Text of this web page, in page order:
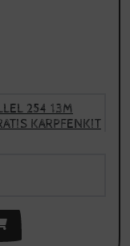
254 13M
KARPFENKIT